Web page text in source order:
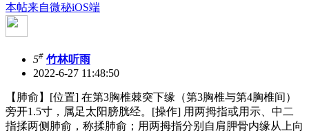
本帖来自微秘iOS端
5# 竹林听雨
2022-6-27 11:48:50
【肺俞】[位置] 在第3胸椎棘突下缘（第3胸椎与第4胸椎间）
旁开1.5寸，属足太阳膀胱经。[操作] 用两拇指或用示、中二
指揉两侧肺俞，称揉肺俞；用两拇指分别自肩胛骨内缘从上向